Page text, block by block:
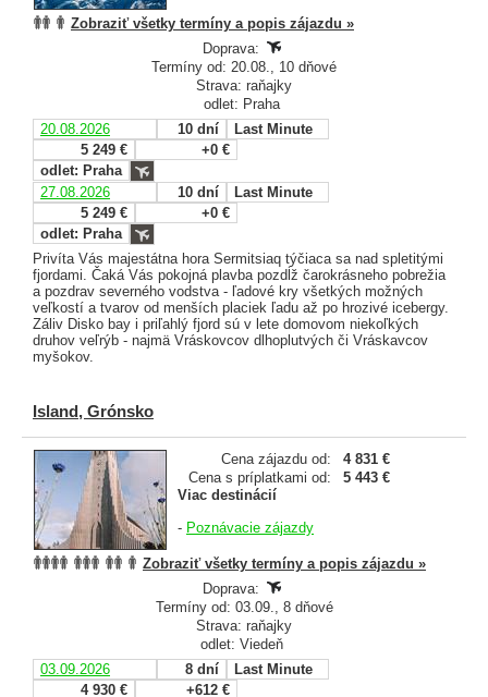
Zobraziť všetky termíny a popis zájazdu »
Doprava:
Termíny od: 20.08., 10 dňové
Strava: raňajky
odlet: Praha
20.08.2026
10 dní
Last Minute
5 249 €
+0 €
odlet: Praha
27.08.2026
10 dní
Last Minute
5 249 €
+0 €
odlet: Praha
Privíta Vás majestátna hora Sermitsiaq týčiaca sa nad spletitými
fjordami. Čaká Vás pokojná plavba pozdĺž čarokrásneho pobrežia
a pozdrav severného vodstva - ľadové kry všetkých možných
veľkostí a tvarov od menších placiek ľadu až po hrozivé icebergy.
Záliv Disko bay i priľahlý fjord sú v lete domovom niekoľkých
druhov veľrýb - najmä Vráskovcov dlhoplutvých či Vráskavcov
myšokov.
Island, Grónsko
Cena zájazdu od:
4 831 €
Cena s príplatkami od:
5 443 €
Viac destinácií
- Poznávacie zájazdy
Zobraziť všetky termíny a popis zájazdu »
Doprava:
Termíny od: 03.09., 8 dňové
Strava: raňajky
odlet: Viedeň
03.09.2026
8 dní
Last Minute
4 930 €
+612 €